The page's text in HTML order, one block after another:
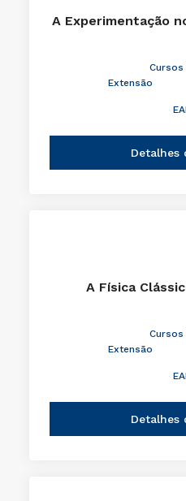
A Experimentação
Cursos
Extensão
Detalhes
A Física
Cursos
Extensão
Detalhes